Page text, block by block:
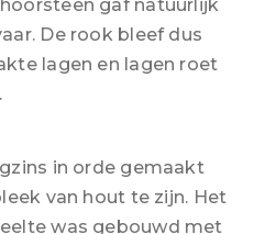
gaf natuurlijk
De rook bleef dus
lagen en lagen roet
in orde gemaakt
van hout te zijn. Het
was gebouwd met